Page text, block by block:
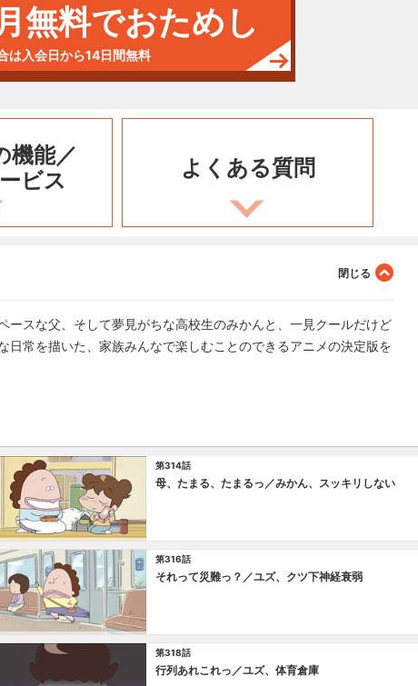
無料でおためし
は入会日から14日間無料
機能／
ビス
よくある質問
スな父、そして夢見がちな高校生のみかんと、一見クールだけど
常を描いた、家族みんなで楽しむことのできるアニメの決定版を
第314話
母、たまる、たまるっ／みかん、スッキリしない
第316話
それって災難っ？／ユズ、クツ下神経衰弱
第318話
行列あれこれっ／ユズ、体育倉庫